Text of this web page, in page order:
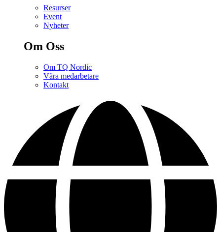
Resurser
Event
Nyheter
Om Oss
Om TQ Nordic
Våra medarbetare
Kontakt